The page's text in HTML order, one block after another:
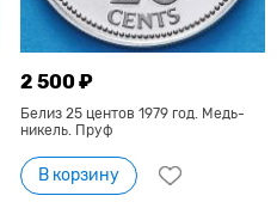
2 500 ₽
Белиз 25 центов 1979 год. Медь-
никель. Пруф
В корзину